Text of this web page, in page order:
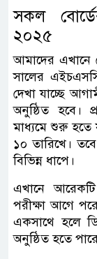
সকল
২০২৫
আমাদের এখানে
সালের
দেখা যাচ্ছে
অনুষ্ঠিত হবে।
মাধ্যমে শুরু হতে
১০ তারিখে।
বিভিন্ন ধাপে।
এখানে আরেকটি
পরীক্ষা আগে
একসাথে হলে
অনুষ্ঠিত হতে